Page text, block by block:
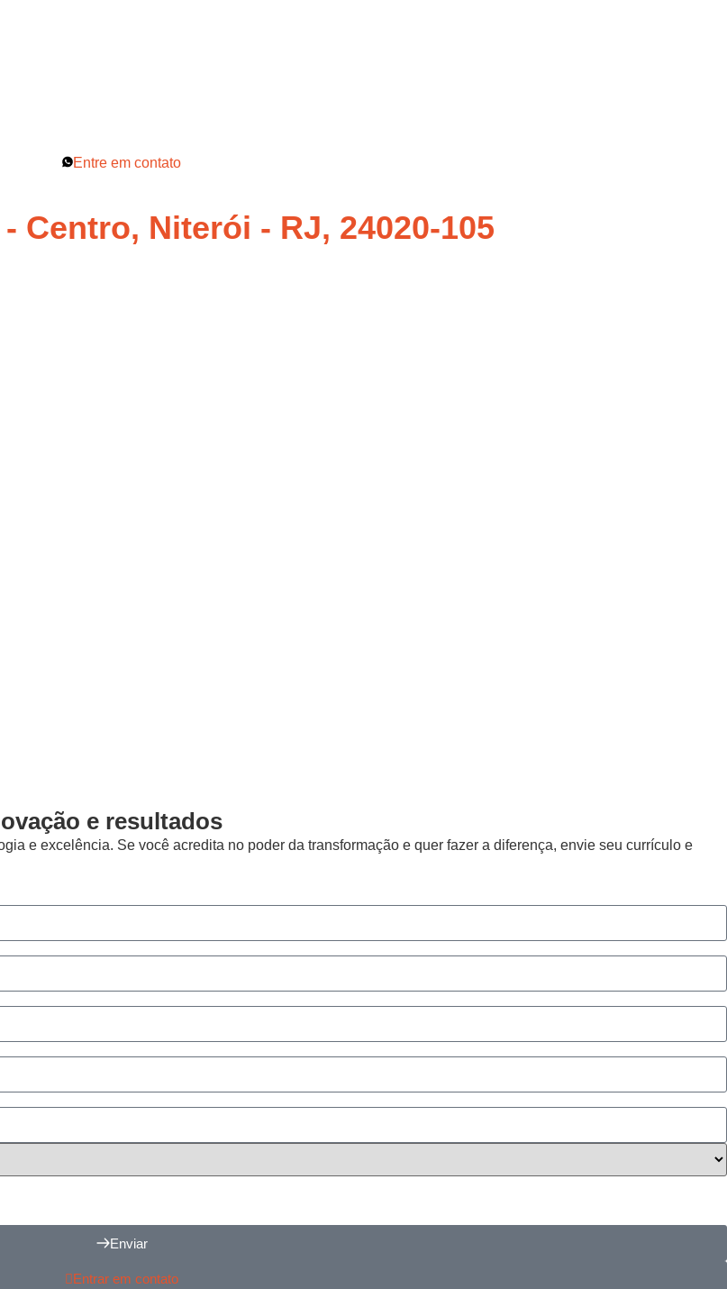
Entre em contato
Centro, Niterói - RJ, 24020-105
e resultados
e excelência. Se você acredita no poder da transformação e quer fazer a diferença, envie seu currículo e
Enviar
Entrar em contato